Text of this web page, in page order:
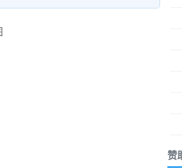
赞